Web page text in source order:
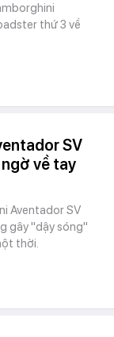
thứ 3 về
SV
về tay
Aventador SV
gây "dậy sóng"
thời.